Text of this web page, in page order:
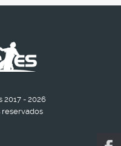
2017 - 2026